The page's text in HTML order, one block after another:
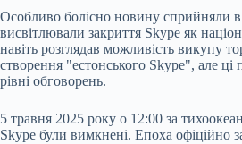
Особливо болісно новину сприйняли в
висвітлювали закриття Skype як
навіть розглядав можливість викупу
створення "естонського Skype", але ці
рівні обговорень.
5 травня 2025 року о 12:00 за
Skype були вимкнені. Епоха офіційно